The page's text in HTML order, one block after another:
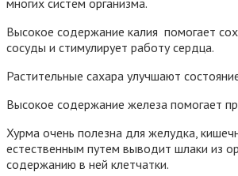
Высокое содержание калия помогает
сосуды и стимулирует работу сердца.
Растительные сахара улучшают
Высокое содержание железа помогает
Хурма очень полезна для желудка,
естественным путем выводит шлаки из
содержанию в ней клетчатки.